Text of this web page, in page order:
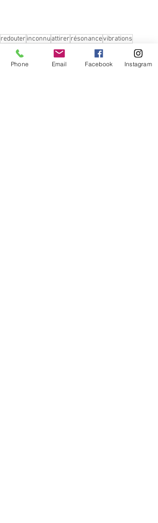
redouter inconnuattirer résonancevibrations
Votre communauté
Phone Email Facebook Instagram